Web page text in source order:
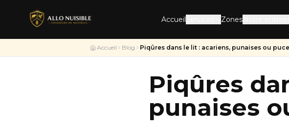
Accueil Zones
Accueil Blog Piqûres dans le lit : acariens, punaises ou
Piqûres
punaises